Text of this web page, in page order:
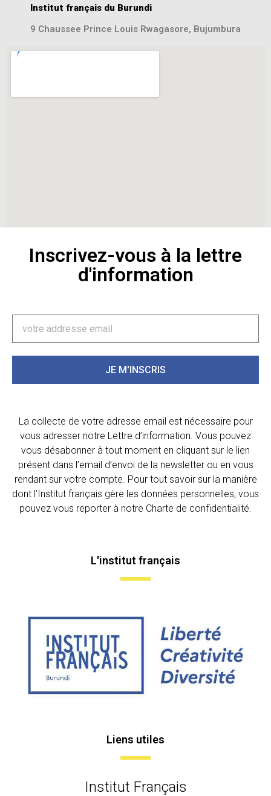
Institut français du Burundi
9 Chaussee Prince Louis Rwagasore, Bujumbura
Inscrivez-vous à la lettre
d'information
JE M'INSCRIS
La collecte de votre adresse email est nécessaire pour
vous adresser notre Lettre d’information. Vous pouvez
vous désabonner à tout moment en cliquant sur le lien
présent dans l’email d’envoi de la newsletter ou en vous
rendant sur votre compte. Pour tout savoir sur la manière
dont l’Institut français gère les données personnelles, vous
pouvez vous reporter à notre Charte de confidentialité.
L'institut français
Liens utiles
Institut Français